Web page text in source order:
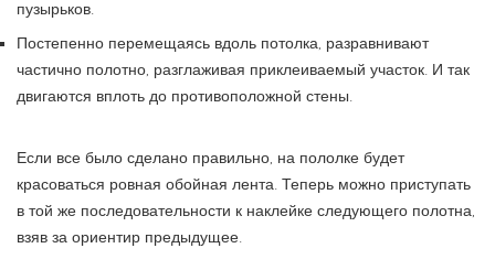
пузырьков.
Постепенно перемещаясь вдоль потолка, разравнивают
частично полотно, разглаживая приклеиваемый участок. И так
двигаются вплоть до противоположной стены.
Если все было сделано правильно, на пололке будет
красоваться ровная обойная лента. Теперь можно приступать
в той же последовательности к наклейке следующего полотна,
взяв за ориентир предыдущее.